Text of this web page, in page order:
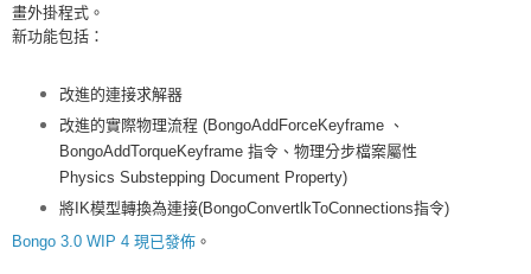
畫外掛程式。
新功能包括：
改進的連接求解器
改進的實際物理流程 (BongoAddForceKeyframe 、
BongoAddTorqueKeyframe 指令、物理分步檔案屬性
Physics Substepping Document Property)
將IK模型轉換為連接(BongoConvertlkToConnections指令)
Bongo 3.0 WIP 4 現已發佈 。